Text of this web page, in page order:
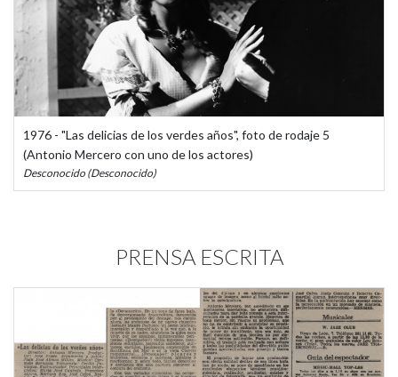
1976 - "Las delicias de los verdes años", foto de rodaje 5
(Antonio Mercero con uno de los actores)
Desconocido (Desconocido)
PRENSA ESCRITA